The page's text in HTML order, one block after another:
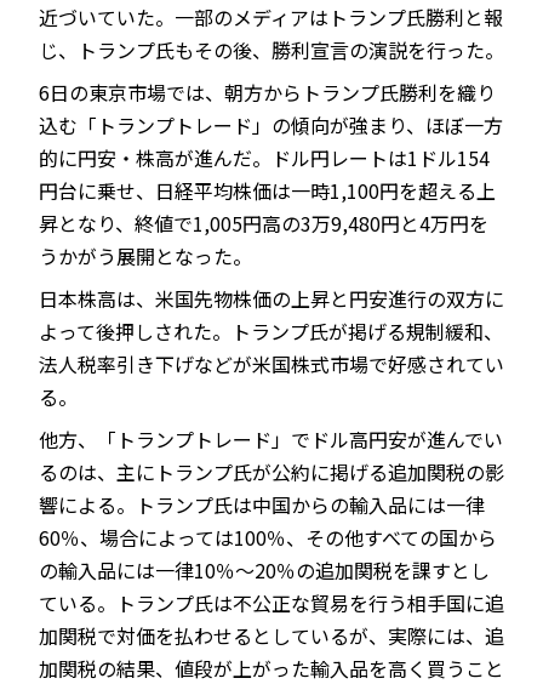
近づいていた。一部のメディアはトランプ氏勝利と報
じ、トランプ氏もその後、勝利宣言の演説を行った。
6日の東京市場では、朝方からトランプ氏勝利を織り
込む「トランプトレード」の傾向が強まり、ほぼ一方
的に円安・株高が進んだ。ドル円レートは1ドル154
円台に乗せ、日経平均株価は一時1,100円を超える上
昇となり、終値で1,005円高の3万9,480円と4万円を
うかがう展開となった。
日本株高は、米国先物株価の上昇と円安進行の双方に
よって後押しされた。トランプ氏が掲げる規制緩和、
法人税率引き下げなどが米国株式市場で好感されてい
る。
他方、「トランプトレード」でドル高円安が進んでい
るのは、主にトランプ氏が公約に掲げる追加関税の影
響による。トランプ氏は中国からの輸入品には一律
60％、場合によっては100％、その他すべての国から
の輸入品には一律10％～20％の追加関税を課すとし
ている。トランプ氏は不公正な貿易を行う相手国に追
加関税で対価を払わせるとしているが、実際には、追
加関税の結果、値段が上がった輸入品を高く買うこと